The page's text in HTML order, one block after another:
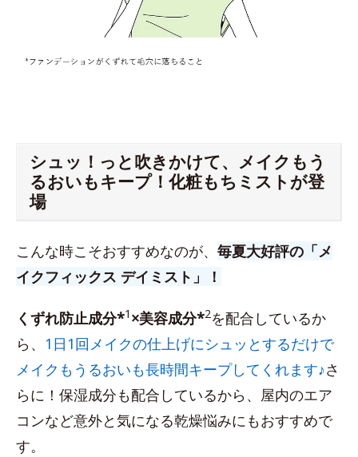
シュッ！っと吹きかけて、メイクもう
るおいもキープ！化粧もちミストが登
場
こんな時こそおすすめなのが、 毎夏大好評の「メ
イクフィックス デイミスト」！
くずれ防止成分*1 ×美容成分*2を配合しているか
ら、 1日1回メイクの仕上げにシュッとするだけで
メイクもうるおいも長時間キープしてくれます♪さ
らに！保湿成分も配合しているから、屋内のエア
コンなど意外と気になる乾燥悩みにもおすすめで
す。